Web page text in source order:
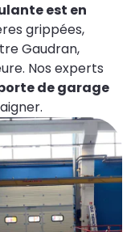
est en
grippées,
Gaudran,
Nos experts
de garage